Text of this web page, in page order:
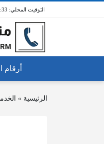
6:36:34
أرقام
الرئيسية »